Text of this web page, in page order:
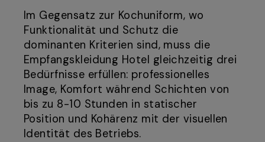
Im Gegensatz zur Kochuniform, wo
Funktionalität und Schutz die
dominanten Kriterien sind, muss die
Empfangskleidung Hotel gleichzeitig drei
Bedürfnisse erfüllen: professionelles
Image, Komfort während Schichten von
bis zu 8-10 Stunden in statischer
Position und Kohärenz mit der visuellen
Identität des Betriebs.